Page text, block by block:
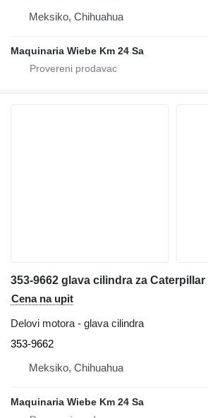
Meksiko, Chihuahua
Maquinaria Wiebe Km 24 Sa
353-9662 glava cilindra za Caterpillar
Cena na upit
Delovi motora - glava cilindra
353-9662
Meksiko, Chihuahua
Maquinaria Wiebe Km 24 Sa